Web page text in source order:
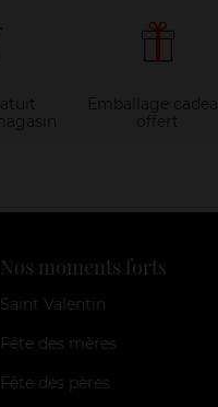
Nos moments forts
Saint Valentin
Fête des mères
Fête des pères